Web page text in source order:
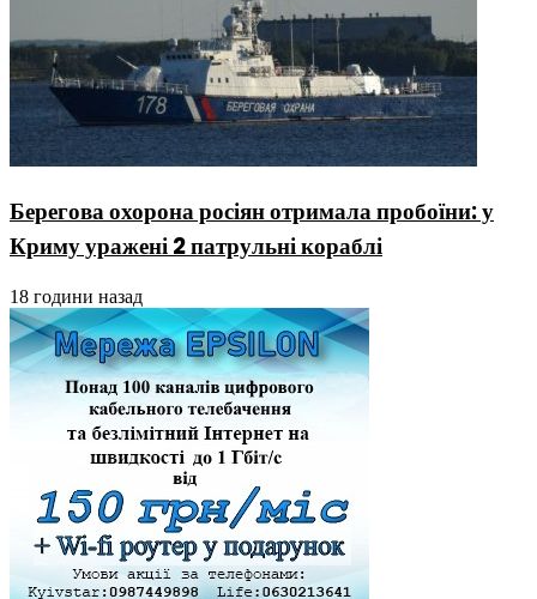
Берегова охорона росіян отримала пробоїни: у
Криму уражені 2 патрульні кораблі
18 години назад